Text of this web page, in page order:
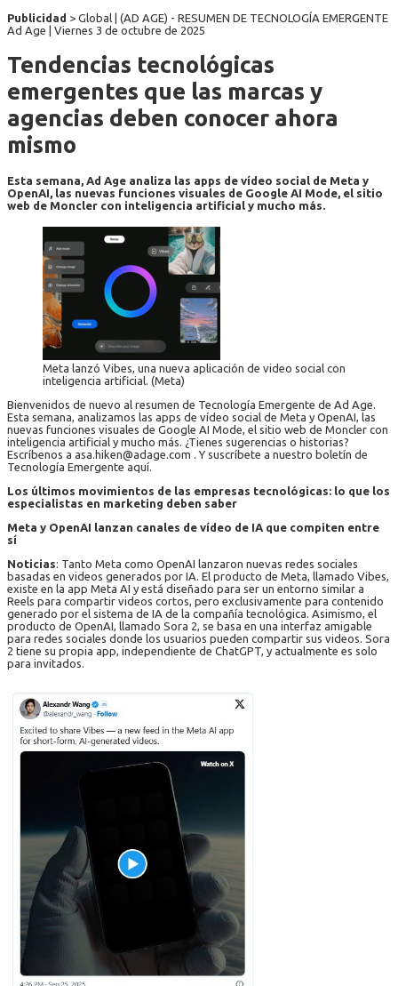
Publicidad > Global | (AD AGE) - RESUMEN DE TECNOLOGÍA EMERGENTE
Ad Age | Viernes 3 de octubre de 2025
Tendencias tecnológicas
emergentes que las marcas y
agencias deben conocer ahora
mismo
Esta semana, Ad Age analiza las apps de vídeo social de Meta y
OpenAI, las nuevas funciones visuales de Google AI Mode, el sitio
web de Moncler con inteligencia artificial y mucho más.
Meta lanzó Vibes, una nueva aplicación de video social con
inteligencia artificial. (Meta)
Bienvenidos de nuevo al resumen de Tecnología Emergente de Ad Age.
Esta semana, analizamos las apps de vídeo social de Meta y OpenAI, las
nuevas funciones visuales de Google AI Mode, el sitio web de Moncler con
inteligencia artificial y mucho más. ¿Tienes sugerencias o historias?
Escríbenos a asa.hiken@adage.com . Y suscríbete a nuestro boletín de
Tecnología Emergente aquí.
Los últimos movimientos de las empresas tecnológicas: lo que los
especialistas en marketing deben saber
Meta y OpenAI lanzan canales de vídeo de IA que compiten entre
sí
Noticias: Tanto Meta como OpenAI lanzaron nuevas redes sociales
basadas en videos generados por IA. El producto de Meta, llamado Vibes,
existe en la app Meta AI y está diseñado para ser un entorno similar a
Reels para compartir videos cortos, pero exclusivamente para contenido
generado por el sistema de IA de la compañía tecnológica. Asimismo, el
producto de OpenAI, llamado Sora 2, se basa en una interfaz amigable
para redes sociales donde los usuarios pueden compartir sus videos. Sora
2 tiene su propia app, independiente de ChatGPT, y actualmente es solo
para invitados.